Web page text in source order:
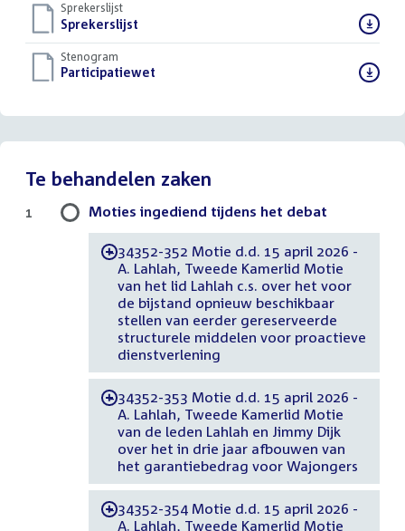
Sprekerslijst
Download
bestand:
Sprekerslijst
Stenogram
Download
Participatiewet
Te behandelen zaken
Moties ingediend tijdens het debat
-34352-352 Motie d.d. 15 april 2026 -
A. Lahlah, Tweede Kamerlid Motie
van het lid Lahlah c.s. over het voor
de bijstand opnieuw beschikbaar
stellen van eerder gereserveerde
structurele middelen voor proactieve
dienstverlening
-34352-353 Motie d.d. 15 april 2026 -
A. Lahlah, Tweede Kamerlid Motie
van de leden Lahlah en Jimmy Dijk
over het in drie jaar afbouwen van
het garantiebedrag voor Wajongers
-34352-354 Motie d.d. 15 april 2026 -
A. Lahlah, Tweede Kamerlid Motie
1